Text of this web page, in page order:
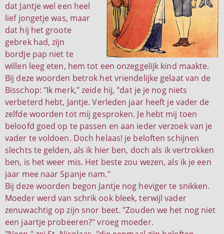
dat Jantje wel een heel
lief jongetje was, maar
dat hij het groote
gebrek had, zijn
bordje pap niet te
willen leeg eten, hem tot een onzeggelijk kind maakte.
Bij deze woorden betrok het vriendelijke gelaat van de
Bisschop: "Ik merk," zeide hij, "dat je je nog niets
verbeterd hebt, Jantje. Verleden jaar heeft je vader de
zelfde woorden tot mij gesproken. Je hebt mij toen
beloofd goed op te passen en aan ieder verzoek van je
vader te voldoen. Doch helaas! je beloften schijnen
slechts te gelden, als ik hier ben, doch als ik vertrokken
ben, is het weer mis. Het beste zou wezen, als ik je een
jaar mee naar Spanje nam."
Bij deze woorden begon Jantje nog heviger te snikken.
Moeder werd van schrik ook bleek, terwijl vader
zenuwachtig op zijn snor beet. "Zouden we het nog niet
een jaartje probeeren?" vroeg moeder.